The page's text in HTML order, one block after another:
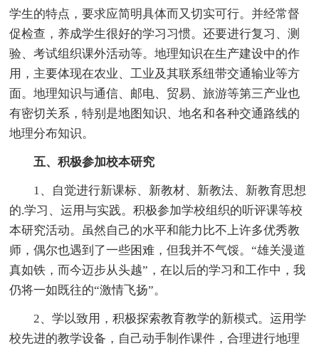
学生的特点，要求应简明具体而又切实可行。并经常督
促检查，养成学生很好的学习习惯。还要进行复习、测
验、考试组织课外活动等。地理知识在生产建设中的作
用，主要体现在农业、工业及其联系纽带交通输业等方
面。地理知识与通信、邮电、贸易、旅游等第三产业也
有密切关系，特别是地图知识、地名和各种交通路线的
地理分布知识。
五、积极参加校本研究
1、自觉进行新课标、新教材、新教法、新教育思想
的.学习、运用与实践。积极参加学校组织的听评课等校
本研究活动。虽然自己的水平和能力比不上许多优秀教
师，偶尔也遇到了一些困难，但我并不气馁。“雄关漫道
真如铁，而今迈步从头越”，在以后的学习和工作中，我
仍将一如既往的“激情飞扬”。
2、学以致用，积极探索教育教学的新模式。运用学
校先进的教学设备，自己动手制作课件，合理进行地理